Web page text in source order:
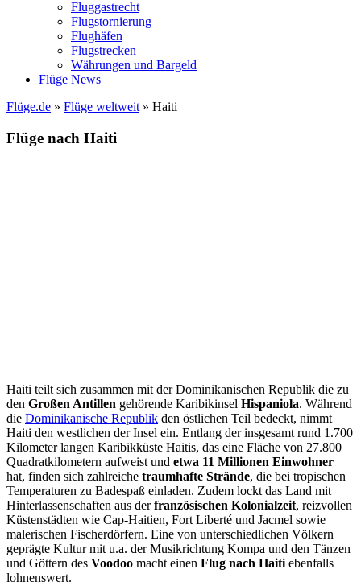
Fluggastrecht
Flugstornierung
Flughäfen
Flugstrecken
Währungen und Bargeld
Flüge News
Flüge.de » Flüge weltweit » Haiti
Flüge nach Haiti
Haiti teilt sich zusammen mit der Dominikanischen Republik die zu
den Großen Antillen gehörende Karibikinsel Hispaniola. Während
die Dominikanische Republik den östlichen Teil bedeckt, nimmt
Haiti den westlichen der Insel ein. Entlang der insgesamt rund 1.700
Kilometer langen Karibikküste Haitis, das eine Fläche von 27.800
Quadratkilometern aufweist und etwa 11 Millionen Einwohner
hat, finden sich zahlreiche traumhafte Strände, die bei tropischen
Temperaturen zu Badespaß einladen. Zudem lockt das Land mit
Hinterlassenschaften aus derfranzösischen Kolonialzeit, reizvollen
Küstenstädten wie Cap-Haitien, Fort Liberté und Jacmel sowie
malerischen Fischerdörfern. Eine von unterschiedlichen Völkern
geprägte Kultur mit u.a. der Musikrichtung Kompa und den Tänzen
und Göttern des Voodoo macht einen Flug nach Haiti ebenfalls
lohnenswert.